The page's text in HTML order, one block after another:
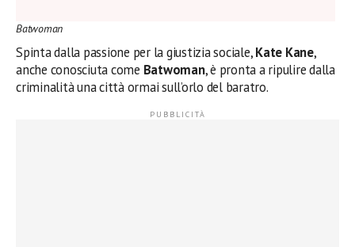
Batwoman
Spinta dalla passione per la giustizia sociale,Kate Kane,
anche conosciuta come Batwoman, è pronta a ripulire dalla
criminalità una città ormai sull’orlo del baratro.